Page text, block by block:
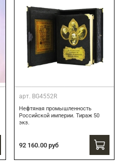
арт. BG4552R
Нефтяная промышленность
Российской империи. Тираж 50
экз.
92 160.00 руб